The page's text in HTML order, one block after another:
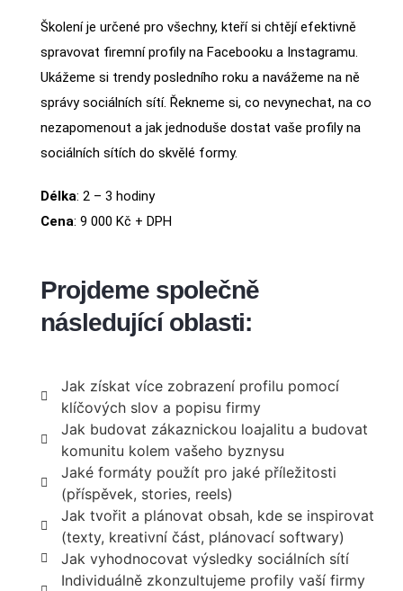
Školení je určené pro všechny, kteří si chtějí efektivně
spravovat firemní profily na Facebooku a Instagramu.
Ukážeme si trendy posledního roku a navážeme na ně
správy sociálních sítí. Řekneme si, co nevynechat, na co
nezapomenout a jak jednoduše dostat vaše profily na
sociálních sítích do skvělé formy.
Délka: 2 – 3 hodiny
Cena: 9 000 Kč + DPH
Projdeme společně
následující oblasti:
Jak získat více zobrazení profilu pomocí
klíčových slov a popisu firmy
Jak budovat zákaznickou loajalitu a budovat
komunitu kolem vašeho byznysu
Jaké formáty použít pro jaké příležitosti
(příspěvek, stories, reels)
Jak tvořit a plánovat obsah, kde se inspirovat
(texty, kreativní část, plánovací softwary)
Jak vyhodnocovat výsledky sociálních sítí
Individuálně zkonzultujeme profily vaší firmy